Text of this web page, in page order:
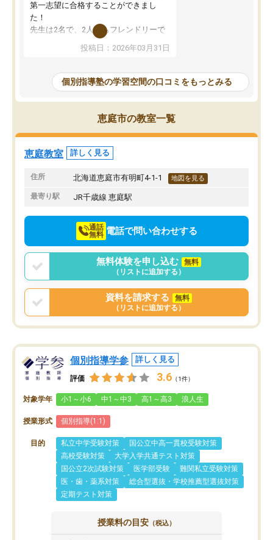
第一志望に合格することができまし
た！
先生は2名で、2人ともフレンドリーで
優しいです！分からないところも質問
しやすく、苦手分野をしっかり克服す
季節ごとの春季・夏季・冬季講習はも
ちろん、受験生専用の特別講習も充実
しています。最後までモチベーション
を維持して頑張れたのは、この塾のお
かげです。自信を持っておすすめでき
る塾です！
投稿日：2026年03月31日
個別指導塾の学習空間の口コミをもっとみる
恵庭市の教室一覧
恵庭教室 詳しく見る
住所 北海道恵庭市有明町4-1-1 地図を見る
最寄り駅 JR千歳線 恵庭駅
通話
無料 電話で問い合わせする
無料体験を申し込む
無料
（リストに追加する）
資料を請求する
無料
（リストに追加する）
個別指導学参 詳しく見る
評価 3.6 （1件）
対象学年 小1～小6 中1～中3 高1～高3 浪人生
授業形式 個別指導(1:1)
目的 私立中学受験対策
国公立中高一貫校受験対策
高校受験対策
大学入学共通テスト対策
国公立2次試験対策
医学部受験
難関私立受験対策
医・歯・薬系対策
総合型選抜・学校推薦型選抜対策
定期テスト対策
授業料の目安 （税込）